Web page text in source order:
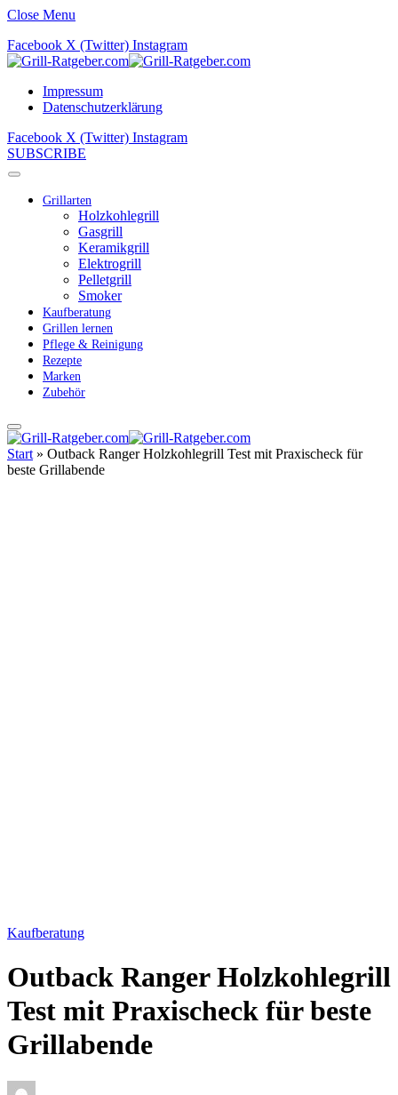
Close Menu
Facebook X (Twitter) Instagram
Impressum
Datenschutzerklärung
Facebook X (Twitter) Instagram
SUBSCRIBE
Grillarten
Holzkohlegrill
Gasgrill
Keramikgrill
Elektrogrill
Pelletgrill
Smoker
Kaufberatung
Grillen lernen
Pflege & Reinigung
Rezepte
Marken
Zubehör
Start » Outback Ranger Holzkohlegrill Test mit Praxischeck für
beste Grillabende
Kaufberatung
Outback Ranger Holzkohlegrill
Test mit Praxischeck für beste
Grillabende